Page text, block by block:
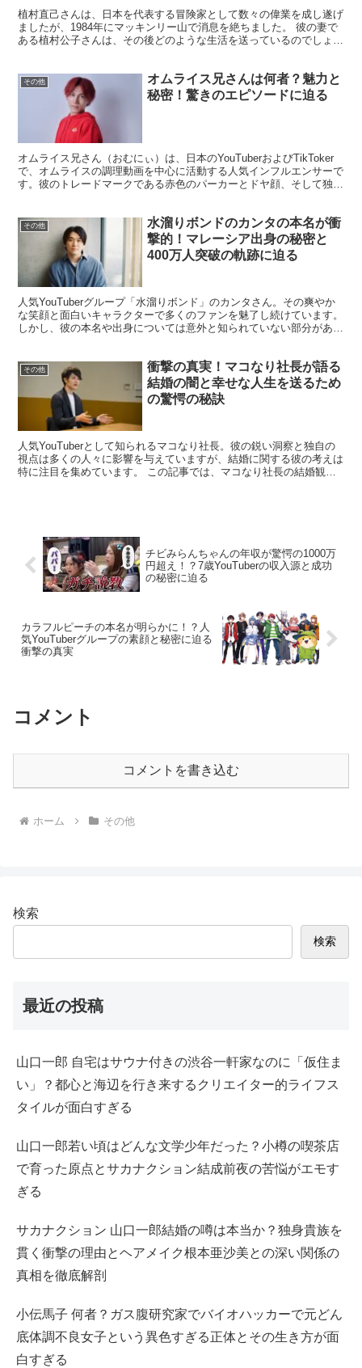
植村直己さんは、日本を代表する冒険家として数々の偉業を成し遂げ
ましたが、1984年にマッキンリー山で消息を絶ちました。 彼の妻で
ある植村公子さんは、その後どのような生活を送っているのでしょう
その他
オムライス兄さんは何者？魅力と
秘密！驚きのエピソードに迫る
オムライス兄さん（おむにぃ）は、日本のYouTuberおよびTikToker
で、オムライスの調理動画を中心に活動する人気インフルエンサーで
す。彼のトレードマークである赤色のパーカーとドヤ顔、そして独自
その他
水溜りボンドのカンタの本名が衝
撃的！マレーシア出身の秘密と
400万人突破の軌跡に迫る
人気YouTuberグループ「水溜りボンド」のカンタさん。その爽やか
な笑顔と面白いキャラクターで多くのファンを魅了し続けています。
しかし、彼の本名や出身については意外と知られていない部分があり
その他
衝撃の真実！マコなり社長が語る
結婚の闇と幸せな人生を送るため
の驚愕の秘訣
人気YouTuberとして知られるマコなり社長。彼の鋭い洞察と独自の
視点は多くの人々に影響を与えていますが、結婚に関する彼の考えは
特に注目を集めています。 この記事では、マコなり社長の結婚観
チビみらんちゃんの年収が驚愕の1000万
円超え！？7歳YouTuberの収入源と成功
の秘密に迫る
カラフルピーチの本名が明らかに！？人
気YouTuberグループの素顔と秘密に迫る
衝撃の真実
コメント
コメントを書き込む
ホーム その他
検索
検索
最近の投稿
山口一郎 自宅はサウナ付きの渋谷一軒家なのに「仮住ま
い」？都心と海辺を行き来するクリエイター的ライフス
タイルが面白すぎる
山口一郎若い頃はどんな文学少年だった？小樽の喫茶店
で育った原点とサカナクション結成前夜の苦悩がエモす
ぎる
サカナクション 山口一郎結婚の噂は本当か？独身貴族を
貫く衝撃の理由とヘアメイク根本亜沙美との深い関係の
真相を徹底解剖
小伝馬子 何者？ガス腹研究家でバイオハッカーで元どん
底体調不良女子という異色すぎる正体とその生き方が面
白すぎる